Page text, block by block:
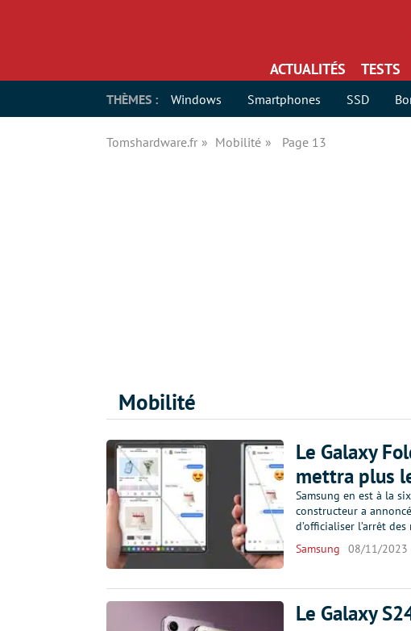
ACTUALITÉS TESTS
THÈMES : Windows Smartphones SSD
Tomshardware.fr Mobilité Page 13
Mobilité
Le Galaxy
mettra plus
Samsung en est à la
constructeur a
d’officialiser l’arrêt
Samsung
08/11/2023
Le Galaxy